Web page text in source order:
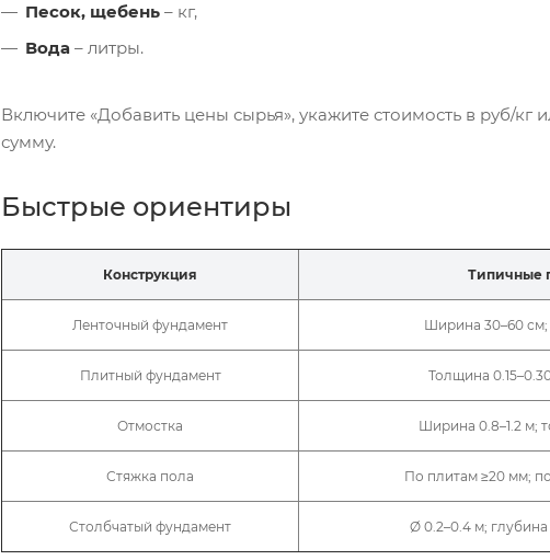
Песок, щебень – кг,
Вода – литры.
Включите «Добавить цены сырья», укажите стоимость в руб/
сумму.
Быстрые ориентиры
Конструкция Типичные
Ленточный фундамент Ширина 30–60 см;
Плитный фундамент Толщина
Отмостка Ширина 0.8–1.2 м;
Стяжка пола По плитам ≥20 мм;
Столбчатый фундамент Ø 0.2–0.4 м;